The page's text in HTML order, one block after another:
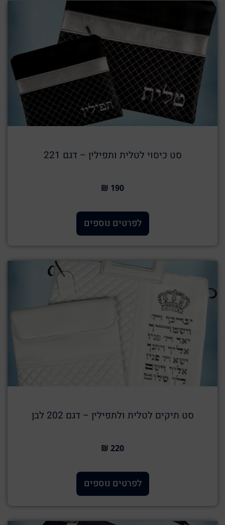
סט כיסוי לטלית ותפילין – דגם 221
190 ₪
לפרטים נוספים
סט תיקים לטלית ולתפילין – דגם 202 לבן
220 ₪
לפרטים נוספים